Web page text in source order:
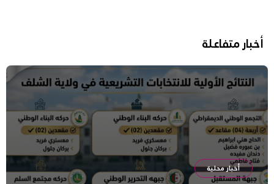
أخبار متفاعلة
أخبار محلية